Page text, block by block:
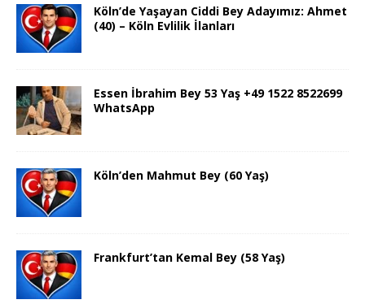
Köln’de Yaşayan Ciddi Bey Adayımız: Ahmet
(40) – Köln Evlilik İlanları
Essen İbrahim Bey 53 Yaş +49 1522 8522699
WhatsApp
Köln’den Mahmut Bey (60 Yaş)
Frankfurt’tan Kemal Bey (58 Yaş)